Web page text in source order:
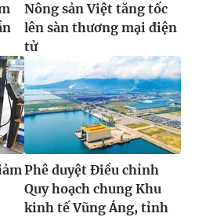
Nông sản Việt tăng tốc
lên sàn thương mại điện
tử
Phê duyệt Điều chỉnh
Quy hoạch chung Khu
kinh tế Vũng Áng, tỉnh